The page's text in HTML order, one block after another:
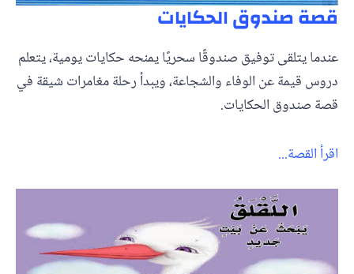
قصة صندوق الحكايات
عندما يتلقى توفيق صندوقًا سحريًا يمنحه حكايات يومية، يتعلم
دروس قيمة عن الوفاء والشجاعة، ويبدأ رحلة مغامرات شيقة في
قصة صندوق الحكايات.
اقرأ القصة...